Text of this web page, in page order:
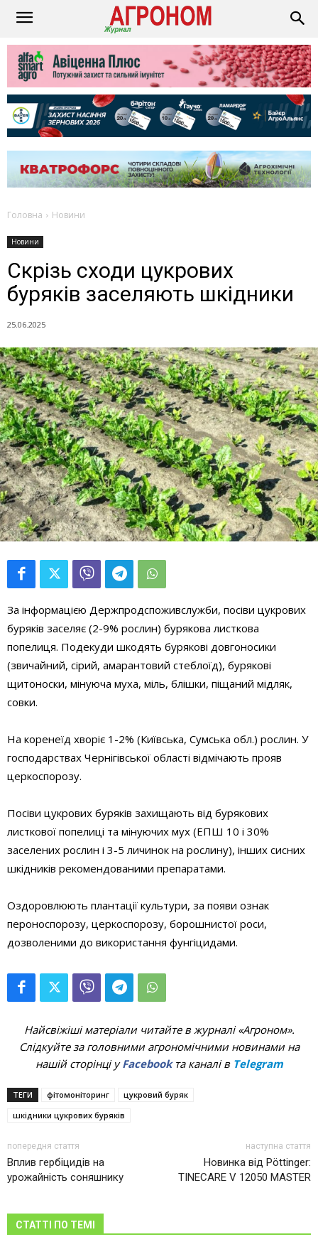
Головна Новини
Новини
Скрізь сходи цукрових
буряків заселяють шкідники
25.06.2025
За інформацією Держпродспоживслужби, посіви цукрових
буряків заселяє (2-9% рослин) бурякова листкова
попелиця. Подекуди шкодять бурякові довгоносики
(звичайний, сірий, амарантовий стеблоїд), бурякові
щитоноски, мінуюча муха, міль, блішки, піщаний мідляк,
совки.
На коренеїд хворіє 1-2% (Київська, Сумська обл.) рослин. У
господарствах Чернігівської області відмічають прояв
церкоспорозу.
Посіви цукрових буряків захищають від бурякових
листкової попелиці та мінуючих мух (ЕПШ 10 і 30%
заселених рослин і 3-5 личинок на рослину), інших сисних
шкідників рекомендованими препаратами.
Оздоровлюють плантації культури, за появи ознак
пероноспорозу, церкоспорозу, борошнистої роси,
дозволеними до використання фунгіцидами.
Найсвіжіші матеріали читайте в журналі «Агроном».
Слідкуйте за головними агрономічними новинами на
нашій сторінці уFacebookта каналі в Telegram
ТЕГИ фітомоніторинг
цукровий буряк
шкідники цукрових буряків
попередня стаття
Вплив гербіцидів на
урожайність соняшнику
наступна стаття
Новинка від Pöttinger:
TINECARE V 12050 MASTER
СТАТТІ ПО ТЕМІ